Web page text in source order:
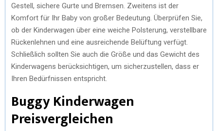
Gestell, sichere Gurte und Bremsen. Zweitens ist der
Komfort für Ihr Baby von großer Bedeutung. Überprüfen Sie,
ob der Kinderwagen über eine weiche Polsterung, verstellbare
Rückenlehnen und eine ausreichende Belüftung verfügt.
Schließlich sollten Sie auch die Größe und das Gewicht des
Kinderwagens berücksichtigen, um sicherzustellen, dass er
Ihren Bedürfnissen entspricht.
Buggy Kinderwagen
Preisvergleichen